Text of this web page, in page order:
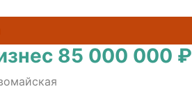
85 000 000 ₽